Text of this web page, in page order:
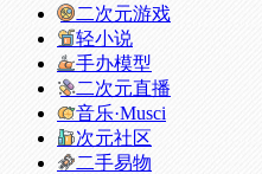
二次元游戏
轻小说
手办模型
二次元直播
音乐·Musci
次元社区
二手易物